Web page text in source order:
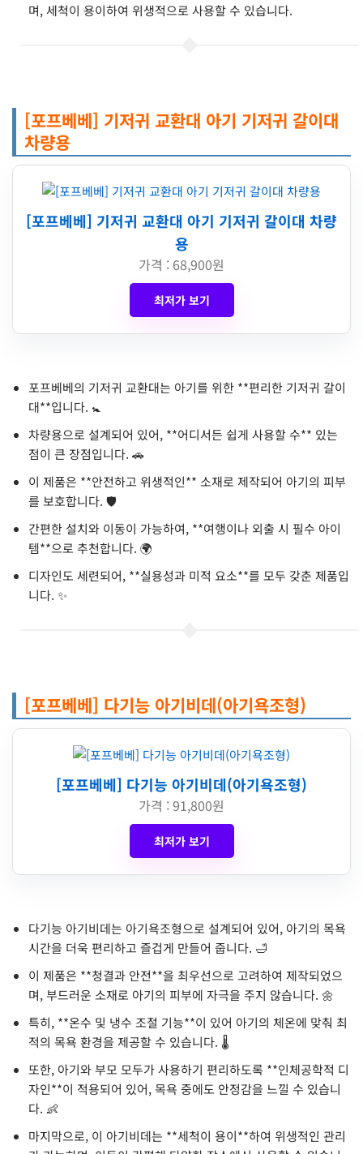
며, 세척이 용이하여 위생적으로 사용할 수 있습니다.
[포프베베] 기저귀 교환대 아기 기저귀 갈이대
차량용
[포프베베] 기저귀 교환대 아기 기저귀 갈이대 차량
용
가격 : 68,900원
최저가 보기
포프베베의 기저귀 교환대는 아기를 위한 **편리한 기저귀 갈이
대**입니다. 🚼
차량용으로 설계되어 있어, **어디서든 쉽게 사용할 수** 있는
점이 큰 장점입니다. 🚗
이 제품은 **안전하고 위생적인** 소재로 제작되어 아기의 피부
를 보호합니다. 🛡️
간편한 설치와 이동이 가능하여, **여행이나 외출 시 필수 아이
템**으로 추천합니다. 🌍
디자인도 세련되어, **실용성과 미적 요소**를 모두 갖춘 제품입
니다. ✨
[포프베베] 다기능 아기비데(아기욕조형)
[포프베베] 다기능 아기비데(아기욕조형)
가격 : 91,800원
최저가 보기
다기능 아기비데는 아기욕조형으로 설계되어 있어, 아기의 목욕
시간을 더욱 편리하고 즐겁게 만들어 줍니다. 🛁
이 제품은 **청결과 안전**을 최우선으로 고려하여 제작되었으
며, 부드러운 소재로 아기의 피부에 자극을 주지 않습니다. 🌼
특히, **온수 및 냉수 조절 기능**이 있어 아기의 체온에 맞춰 최
적의 목욕 환경을 제공할 수 있습니다. 🌡️
또한, 아기와 부모 모두가 사용하기 편리하도록 **인체공학적 디
자인**이 적용되어 있어, 목욕 중에도 안정감을 느낄 수 있습니
다. 👶
마지막으로, 이 아기비데는 **세척이 용이**하여 위생적인 관리